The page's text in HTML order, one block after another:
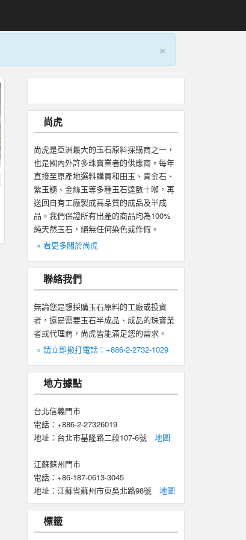
×
尚虎
尚虎是亞洲最大的玉石原料採購商之一，
也是國內外許多珠寶業者的供應商。每年
直接至原產地選料購買和田玉、青金石、
紫玉髓、金絲玉等多種玉石達數十噸，再
送回自有工廠製成高品質的成品及半成
品。我們保證所有出產的商品均為100%
純天然玉石，絕無任何染色或作假。
» 看更多關於尚虎
聯絡我們
無論您是想採購玉石原料的工廠或投資
者，還是需要玉石半成品、成品的珠寶業
者或代理商，尚虎皆能滿足您的需求。
» 請立即撥打電話：+886-2-2732-1029
地方據點
台北信義門市
電話：+886-2-27326019
地址：台北市基隆路二段107-6號 地圖
江蘇蘇州門市
電話：+86-187-0613-3045
地址：江蘇省蘇州市東吳北路98號 地圖
標籤